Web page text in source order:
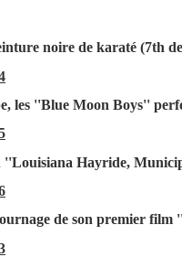
noire de karaté (7th
les ''Blue Moon Boys''
''Louisiana Hayride,
de son premier